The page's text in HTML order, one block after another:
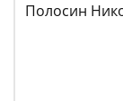
Полосин